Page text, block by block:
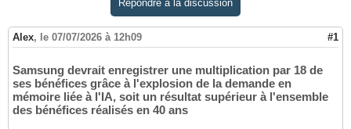
Répondre à la discussion
Alex, le 07/07/2026 à 12h09 #1
Samsung devrait enregistrer une multiplication par 18 de
ses bénéfices grâce à l'explosion de la demande en
mémoire liée à l'IA, soit un résultat supérieur à l'ensemble
des bénéfices réalisés en 40 ans